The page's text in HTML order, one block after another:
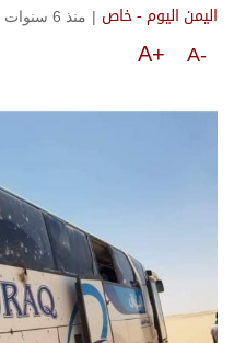
اليمن اليوم - خاص | منذ 6 سنوات
A-
A+